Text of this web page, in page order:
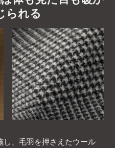
られる
し、毛羽を押さえたウール